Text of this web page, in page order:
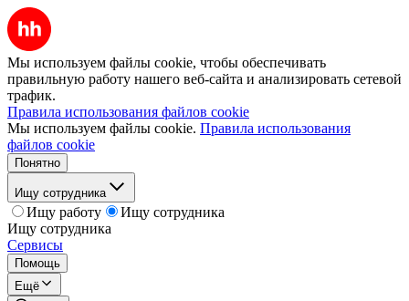
Мы используем файлы cookie, чтобы обеспечивать
правильную работу нашего веб-сайта и анализировать сетевой
трафик.
Правила использования файлов cookie
Мы используем файлы cookie. Правила использования
файлов cookie
Понятно
Ищу сотрудника
Ищу работу
Ищу сотрудника
Ищу сотрудника
Сервисы
Помощь
Ещё